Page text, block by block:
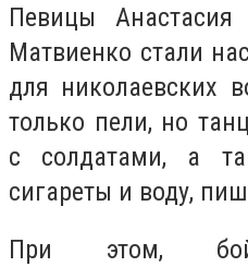
Певицы
Матвиенко стали
для николаевских
только пели, но
с солдатами, а
сигареты и воду,
При этом,